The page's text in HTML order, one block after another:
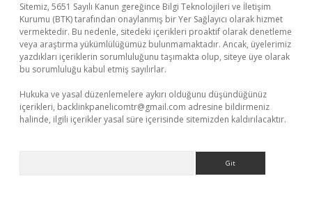
Sitemiz, 5651 Sayılı Kanun gereğince Bilgi Teknolojileri ve İletişim
Kurumu (BTK) tarafından onaylanmış bir Yer Sağlayıcı olarak hizmet
vermektedir. Bu nedenle, sitedeki içerikleri proaktif olarak denetleme
veya araştırma yükümlülüğümüz bulunmamaktadır. Ancak, üyelerimiz
yazdıkları içeriklerin sorumluluğunu taşımakta olup, siteye üye olarak
bu sorumluluğu kabul etmiş sayılırlar.
Hukuka ve yasal düzenlemelere aykırı olduğunu düşündüğünüz
içerikleri, backlinkpanelicomtr@gmail.com adresine bildirmeniz
halinde, ilgili içerikler yasal süre içerisinde sitemizden kaldırılacaktır.